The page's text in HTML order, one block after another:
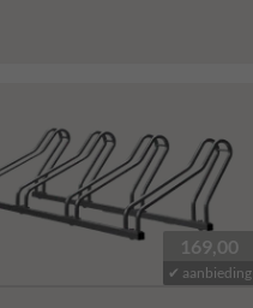
169,00
✔ aanbieding